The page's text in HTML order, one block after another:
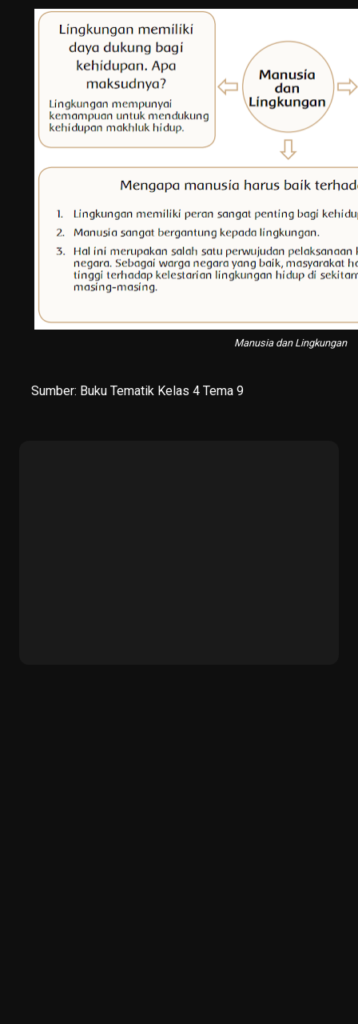
Manusia dan Lingkungan
Sumber: Buku Tematik Kelas 4 Tema 9